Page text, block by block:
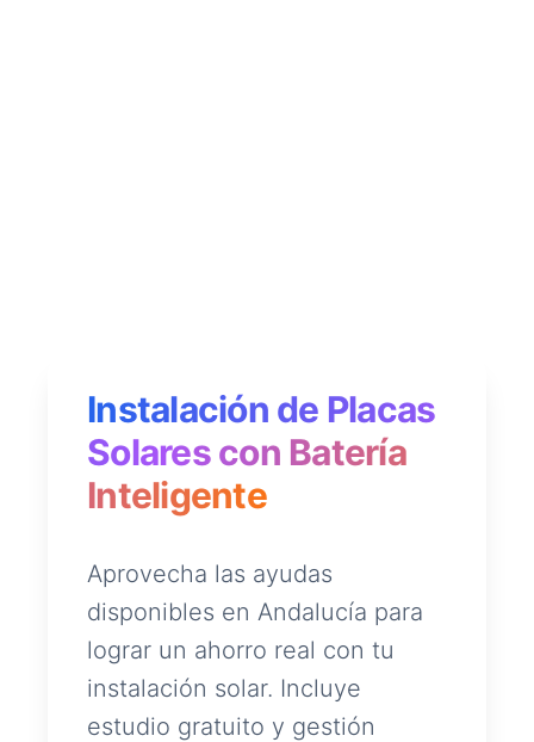
Instalación de Placas
Solares con Batería
Inteligente
Aprovecha las ayudas
disponibles en Andalucía para
lograr un ahorro real con tu
instalación solar. Incluye
estudio gratuito y gestión